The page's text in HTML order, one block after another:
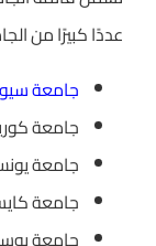
عددًا كبيرًا من
جامعة
جامعة
جامعة
جامعة